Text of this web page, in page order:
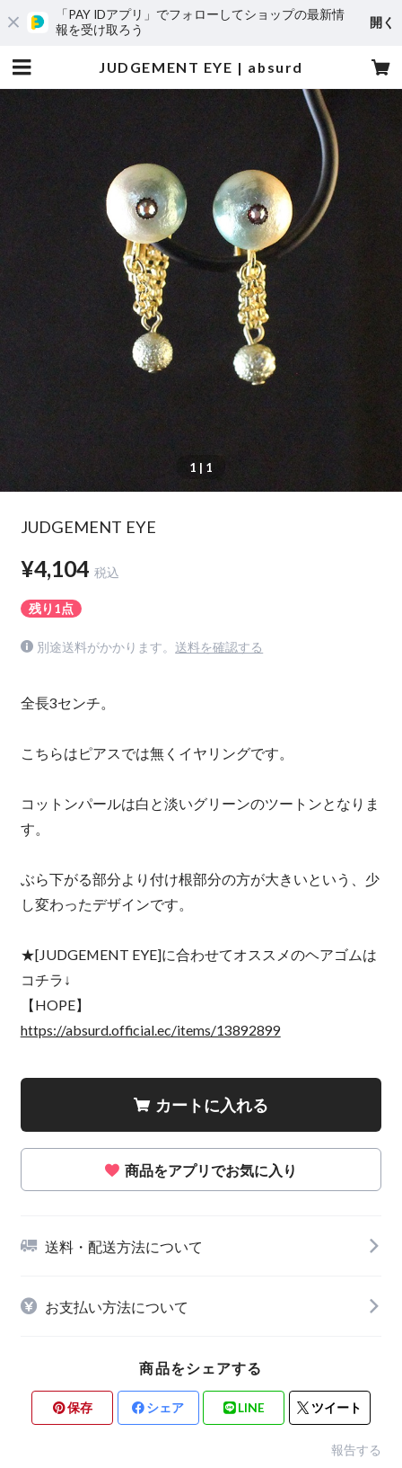
「PAY IDアプリ」でフォローしてショップの最新情
報を受け取ろう
開く
JUDGEMENT EYE | absurd
1 | 1
JUDGEMENT EYE
¥4,104 税込
残り1点
別途送料がかかります。 送料を確認する
全長3センチ。
こちらはピアスでは無くイヤリングです。
コットンパールは白と淡いグリーンのツートンとなりま
す。
ぶら下がる部分より付け根部分の方が大きいという、少
し変わったデザインです。
★[JUDGEMENT EYE]に合わせてオススメのヘアゴムは
コチラ↓
【HOPE】
https://absurd.official.ec/items/13892899
カートに入れる
商品をアプリでお気に入り
送料・配送方法について
お支払い方法について
商品をシェアする
保存 シェア LINE ツイート
報告する